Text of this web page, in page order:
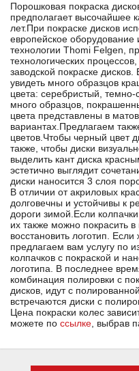
Порошковая покраска
предполагает высочайшее
лет.При покраске дисков
европейское
технологии Thomi Felgen,
технологических
заводской покраске
увидеть много образцов
цвета: серебристый,
много образцов,
цвета представлены в
вариантах.Предлагаем
цветов.Чтобы черный цвет
также, чтобы диски
выделить кант диска
эстетично выглядит
диски наносится 3 слоя
В отличии от акриловых
долговечны и устойчивы к
дороги зимой.Если
их также можно покрасить
восстановить логотип.
предлагаем вам услугу по
колпачков с покраской и
логотипа. В последнее
комбинация полировки с
дисков, идут с
встречаются диски с
Цена покраски колес
можете по ссылке, выбрав